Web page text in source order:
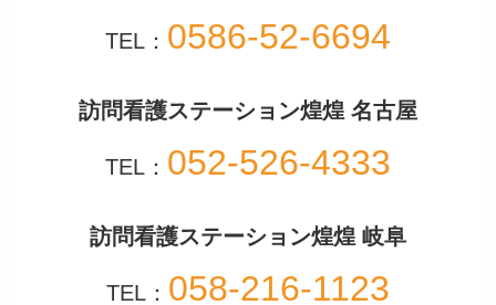
TEL： 0586-52-6694
訪問看護ステーション煌煌 名古屋
TEL： 052-526-4333
訪問看護ステーション煌煌 岐阜
TEL： 058-216-1123